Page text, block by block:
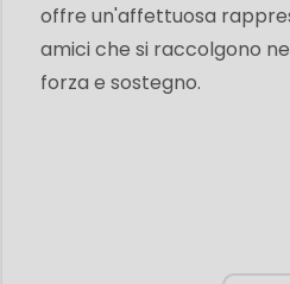
offre un'affettuosa
amici che si raccolgono
forza e sostegno.